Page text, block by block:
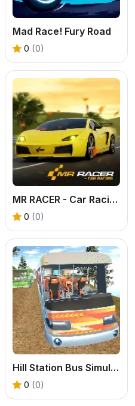
Mad Race! Fury Road
0 (0)
MR RACER - Car Racing
0 (0)
Hill Station Bus Simulator
0 (0)